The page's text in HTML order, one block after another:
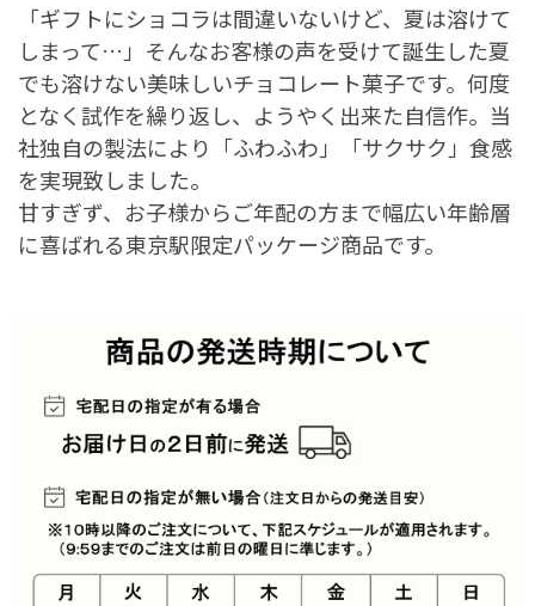
「ギフトにショコラは間違いないけど、夏は溶けて
しまって…」そんなお客様の声を受けて誕生した夏
でも溶けない美味しいチョコレート菓子です。何度
となく試作を繰り返し、ようやく出来た自信作。当
社独自の製法により「ふわふわ」「サクサク」食感
を実現致しました。
甘すぎず、お子様からご年配の方まで幅広い年齢層
に喜ばれる東京駅限定パッケージ商品です。